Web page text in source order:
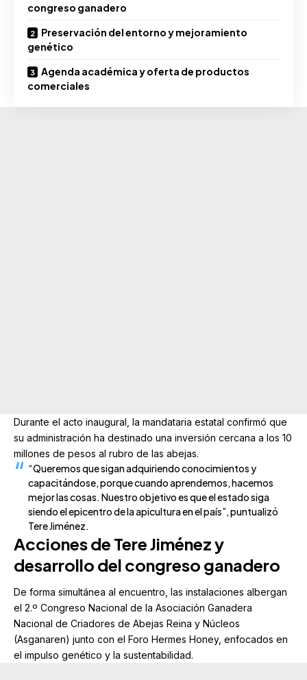
congreso ganadero
Preservación del entorno y mejoramiento
genético
Agenda académica y oferta de productos
comerciales
Durante el acto inaugural, la mandataria estatal confirmó que
su administración ha destinado una inversión cercana a los 10
millones de pesos al rubro de las abejas.
“Queremos que sigan adquiriendo conocimientos y
capacitándose, porque cuando aprendemos, hacemos
mejor las cosas. Nuestro objetivo es que el estado siga
siendo el epicentro de la apicultura en el país”, puntualizó
Tere Jiménez.
Acciones de Tere Jiménez y
desarrollo del congreso ganadero
De forma simultánea al encuentro, las instalaciones albergan
el 2.º Congreso Nacional de la Asociación Ganadera
Nacional de Criadores de Abejas Reina y Núcleos
(Asganaren) junto con el Foro Hermes Honey, enfocados en
el impulso genético y la sustentabilidad.